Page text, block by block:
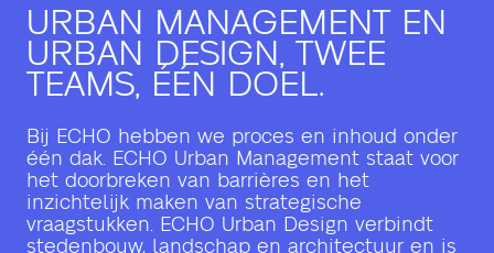
URBAN MANAGEMENT EN
URBAN DESIGN, TWEE
TEAMS, ÉÉN DOEL.
Bij ECHO hebben we proces en inhoud onder
één dak. ECHO Urban Management staat voor
het doorbreken van barrières en het
inzichtelijk maken van strategische
vraagstukken. ECHO Urban Design verbindt
stedenbouw, landschap en architectuur en is